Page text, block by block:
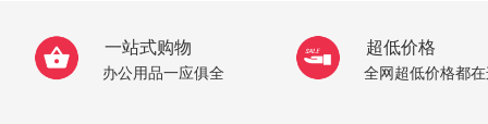
一站式购物
办公用品一应俱全
超低价格
全网超低价格都